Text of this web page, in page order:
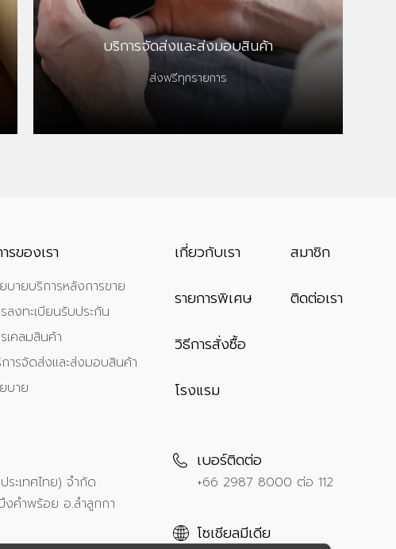
บริการจัดส่งและส่งมอบสินค้า
ส่งฟรีทุกรายการ
รของเรา
บายบริการหลังการขาย
ลงทะเบียนรับประกัน
เคลมสินค้า
ารจัดส่งและส่งมอบสินค้า
บาย
เกี่ยวกับเรา
รายการพิเศษ
วิธีการสั่งซื้อ
โรงแรม
สมาชิก
ติดต่อเรา
ะเทศไทย) จำกัด
คำพร้อย อ.ลำลูกกา
เบอร์ติดต่อ
+66 2987 8000 ต่อ 112
โซเชียลมีเดีย